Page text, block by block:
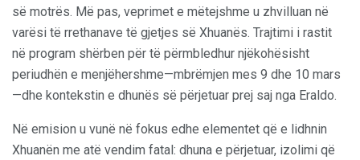
së motrës. Më pas, veprimet e mëtejshme u zhvilluan në
varësi të rrethanave të gjetjes së Xhuanës. Trajtimi i rastit
në program shërben për të përmbledhur njëkohësisht
periudhën e menjëhershme—mbrëmjen mes 9 dhe 10 mars
—dhe kontekstin e dhunës së përjetuar prej saj nga Eraldo.
Në emision u vunë në fokus edhe elementet që e lidhnin
Xhuanën me atë vendim fatal: dhuna e përjetuar, izolimi që